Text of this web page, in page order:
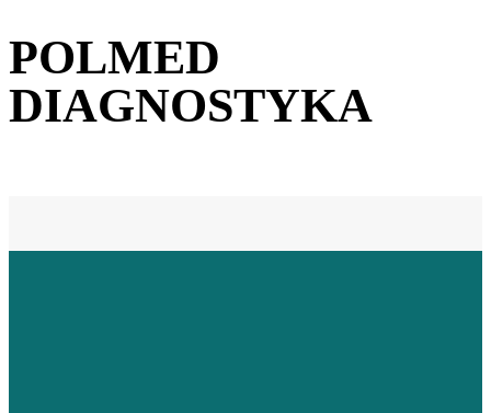
POLMED
DIAGNOSTYKA